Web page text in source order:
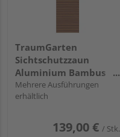
TraumGarten
Sichtschutzzaun
Aluminium Bambus
"SYSTEM RHOMBUS"
Mehrere Ausführungen
erhältlich
139,00 € / Stk.